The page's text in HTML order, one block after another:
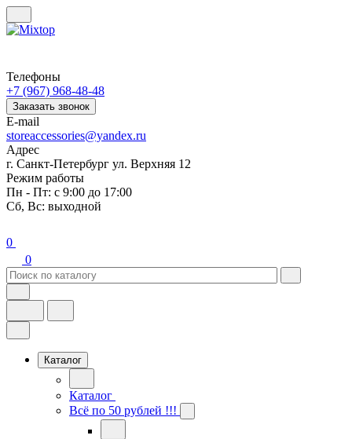
Телефоны
+7 (967) 968-48-48
Заказать звонок
E-mail
storeaccessories@yandex.ru
Адрес
г. Санкт-Петербург ул. Верхняя 12
Режим работы
Пн - Пт: с 9:00 до 17:00
Сб, Вс: выходной
0
0
Каталог
Каталог
Всё по 50 рублей !!!